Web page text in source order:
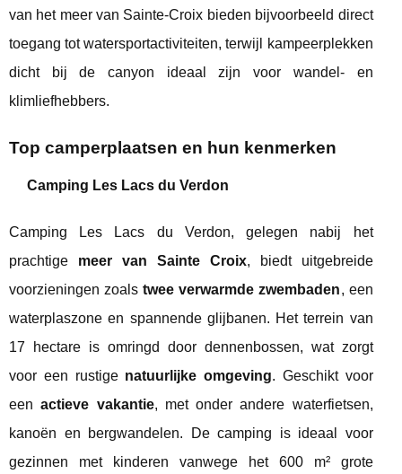
van het meer van Sainte-Croix bieden bijvoorbeeld direct
toegang tot watersportactiviteiten, terwijl kampeerplekken
dicht bij de canyon ideaal zijn voor wandel- en
klimliefhebbers.
Top camperplaatsen en hun kenmerken
Camping Les Lacs du Verdon
Camping Les Lacs du Verdon, gelegen nabij het
prachtige meer van Sainte Croix, biedt uitgebreide
voorzieningen zoalstwee verwarmde zwembaden, een
waterplaszone en spannende glijbanen. Het terrein van
17 hectare is omringd door dennenbossen, wat zorgt
voor een rustige natuurlijke omgeving. Geschikt voor
eenactieve vakantie, met onder andere waterfietsen,
kanoën en bergwandelen. De camping is ideaal voor
gezinnen met kinderen vanwege het 600 m² grote